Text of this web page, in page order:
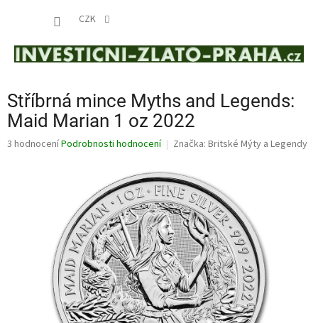
CZK
Stříbrná mince Myths and Legends:
Maid Marian 1 oz 2022
Průměrné
3 hodnoceníPodrobnosti hodnocení Značka: Britské Mýty a Legendy